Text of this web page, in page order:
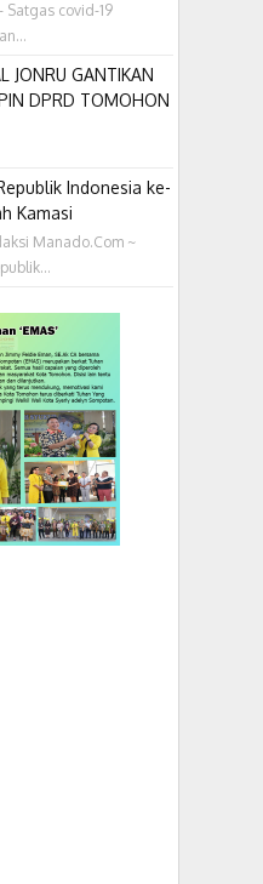
Satgas covid-19
JONRU GANTIKAN
DPRD TOMOHON
Indonesia ke-
Kamasi
Manado.Com ~